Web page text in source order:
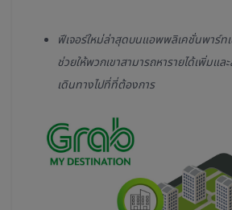
ฟีเจอร์ใหม่ล่าสุดบนแอพพลิเคชั่นพาร์ท
ช่วยให้พวกเขาสามารถหารายได้เพิ่มแล
เดินทางไปที่ที่ต้องการ